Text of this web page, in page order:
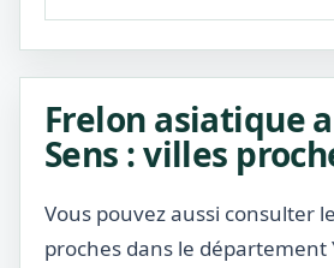
Frelon asiatique
Sens : villes
Vous pouvez aussi consulter
proches dans le département